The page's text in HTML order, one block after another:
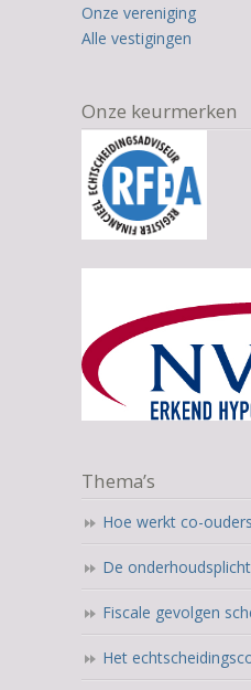
Onze vereniging
Alle vestigingen
Onze keurmerken
Thema’s
Hoe werkt co-
De onderhoudsplicht
Fiscale gevolgen
Het